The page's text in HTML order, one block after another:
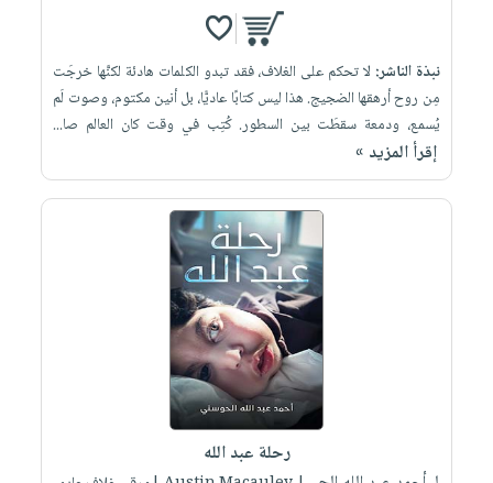
نبذة الناشر: لا تحكم على الغلاف، فقد تبدو الكلمات هادئة لكنَّها خرجَت
مِن روح أرهقها الضجيج. هذا ليس كتابًا عاديًّا، بل أنين مكتوم، وصوت لَم
يُسمع، ودمعة سقطَت بين السطور. كُتِب في وقت كان العالم صا...
إقرأ المزيد »
رحلة عبد الله